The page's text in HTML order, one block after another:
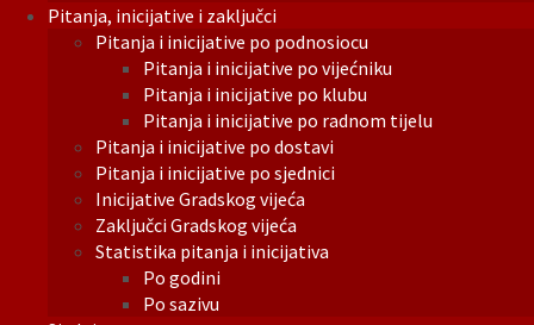
Pitanja, inicijative i zaključci
Pitanja i inicijative po podnosiocu
Pitanja i inicijative po vijećniku
Pitanja i inicijative po klubu
Pitanja i inicijative po radnom tijelu
Pitanja i inicijative po dostavi
Pitanja i inicijative po sjednici
Inicijative Gradskog vijeća
Zaključci Gradskog vijeća
Statistika pitanja i inicijativa
Po godini
Po sazivu